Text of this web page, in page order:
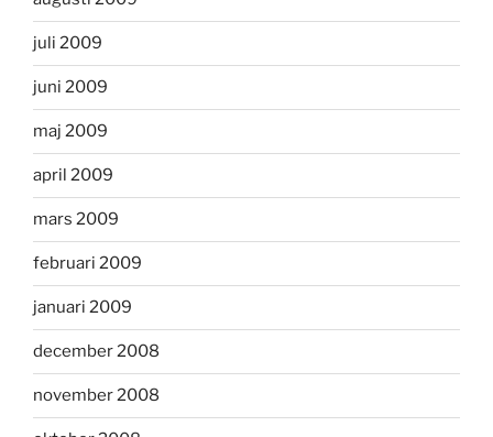
juli 2009
juni 2009
maj 2009
april 2009
mars 2009
februari 2009
januari 2009
december 2008
november 2008